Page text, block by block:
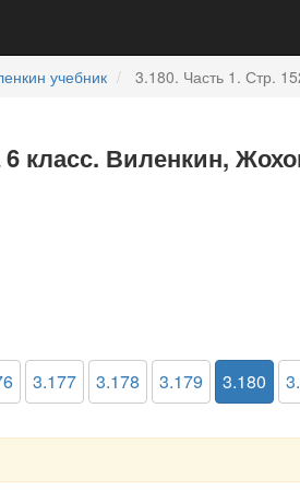
учебник 3.180. Часть 1. Стр.
класс. Виленкин,
3.177 3.178 3.179 3.180